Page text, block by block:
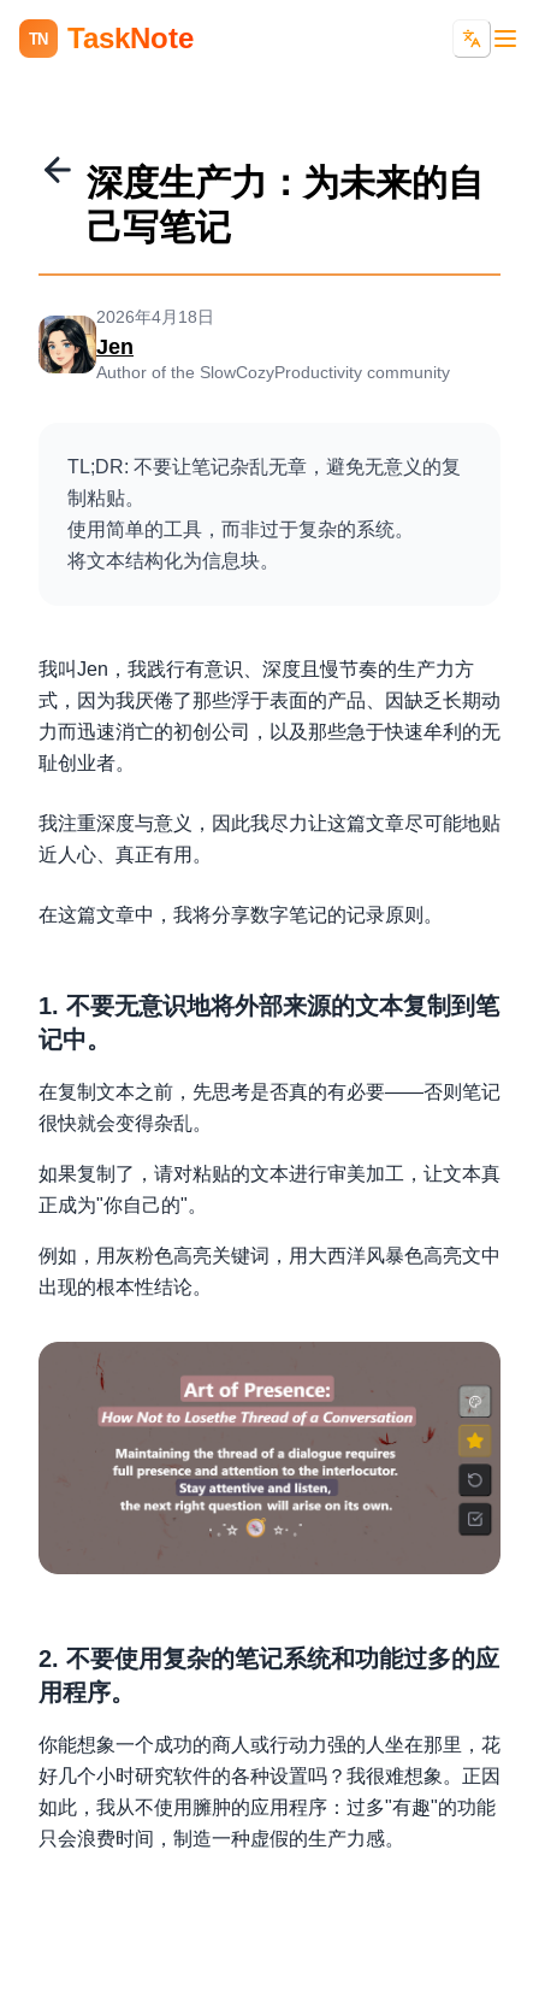
TN TaskNote
深度生产力：为未来的自
己写笔记
2026年4月18日
Jen
Author of the SlowCozyProductivity community
TL;DR: 不要让笔记杂乱无章，避免无意义的复
制粘贴。
使用简单的工具，而非过于复杂的系统。
将文本结构化为信息块。
我叫Jen，我践行有意识、深度且慢节奏的生产力方
式，因为我厌倦了那些浮于表面的产品、因缺乏长期动
力而迅速消亡的初创公司，以及那些急于快速牟利的无
耻创业者。
我注重深度与意义，因此我尽力让这篇文章尽可能地贴
近人心、真正有用。
在这篇文章中，我将分享数字笔记的记录原则。
1. 不要无意识地将外部来源的文本复制到笔
记中。
在复制文本之前，先思考是否真的有必要——否则笔记
很快就会变得杂乱。
如果复制了，请对粘贴的文本进行审美加工，让文本真
正成为"你自己的"。
例如，用灰粉色高亮关键词，用大西洋风暴色高亮文中
出现的根本性结论。
2. 不要使用复杂的笔记系统和功能过多的应
用程序。
你能想象一个成功的商人或行动力强的人坐在那里，花
好几个小时研究软件的各种设置吗？我很难想象。正因
如此，我从不使用臃肿的应用程序：过多"有趣"的功能
只会浪费时间，制造一种虚假的生产力感。